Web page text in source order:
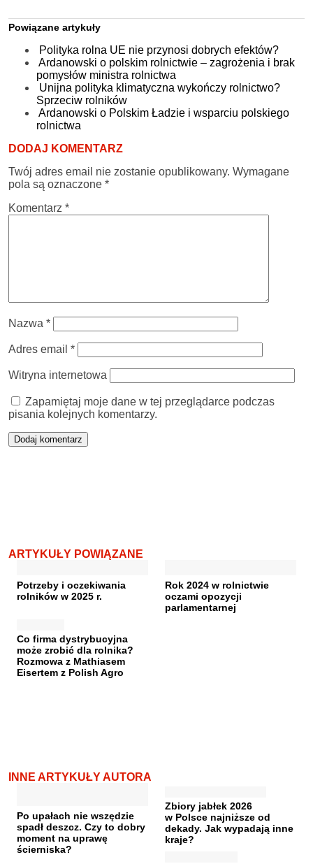
Powiązane artykuły
Polityka rolna UE nie przynosi dobrych efektów?
Ardanowski o polskim rolnictwie – zagrożenia i brak
pomysłów ministra rolnictwa
Unijna polityka klimatyczna wykończy rolnictwo?
Sprzeciw rolników
Ardanowski o Polskim Ładzie i wsparciu polskiego
rolnictwa
DODAJ KOMENTARZ
Twój adres email nie zostanie opublikowany. Wymagane
pola są oznaczone *
Komentarz *
Nazwa *
Adres email *
Witryna internetowa
Zapamiętaj moje dane w tej przeglądarce podczas
pisania kolejnych komentarzy.
ARTYKUŁY POWIĄZANE
Potrzeby i oczekiwania
rolników w 2025 r.
Rok 2024 w rolnictwie
oczami opozycji
parlamentarnej
Co firma dystrybucyjna
może zrobić dla rolnika?
Rozmowa z Mathiasem
Eisertem z Polish Agro
INNE ARTYKUŁY AUTORA
Po upałach nie wszędzie
spadł deszcz. Czy to dobry
moment na uprawę
ścierniska?
Zbiory jabłek 2026
w Polsce najniższe od
dekady. Jak wypadają inne
kraje?